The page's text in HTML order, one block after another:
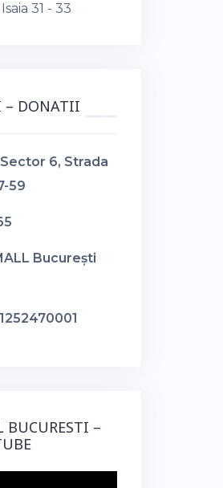
Isaia 31 - 33
– DONATII
6, Strada
59
București
BUCURESTI –